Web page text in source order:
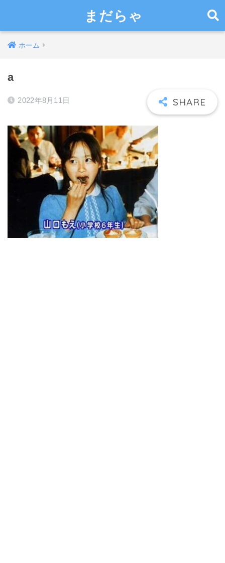
まだらゃ
ホーム
a
2022年8月11日